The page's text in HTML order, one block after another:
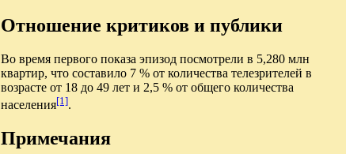
Отношение критиков и публики
Во время первого показа эпизод посмотрели в 5,280 млн
квартир, что составило 7 % от количества телезрителей в
возрасте от 18 до 49 лет и 2,5 % от общего количества
населения[1].
Примечания